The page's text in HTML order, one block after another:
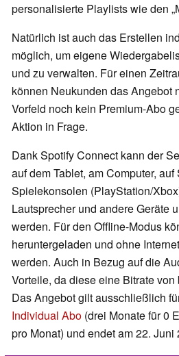
personalisierte Playlists wie den
Natürlich ist auch das Erstellen
möglich, um eigene
und zu verwalten. Für einen
können Neukunden das Angebot
Vorfeld noch kein Premium-Abo
Aktion in Frage.
Dank Spotify Connect kann der
auf dem Tablet, am Computer, auf
Spielekonsolen (PlayStation/
Lautsprecher und andere Geräte
werden. Für den Offline-Modus
heruntergeladen und ohne
werden. Auch in Bezug auf die
Vorteile, da diese eine Bitrate
Das Angebot gilt ausschließlich
Individual Abo (drei Monate für 0
pro Monat) und endet am 22. Juni